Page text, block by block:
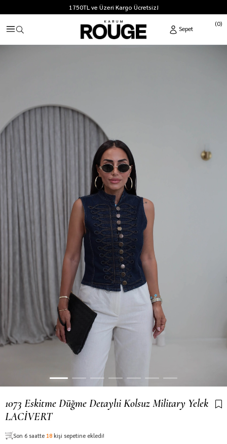
1750TL ve Üzeri Kargo Ücretsiz!
0
1073 Eskitme Düğme Detaylıi Kolsuz Military Yelek
LACİVERT
Son 6 saatte 18 kişi sepetine ekledi!